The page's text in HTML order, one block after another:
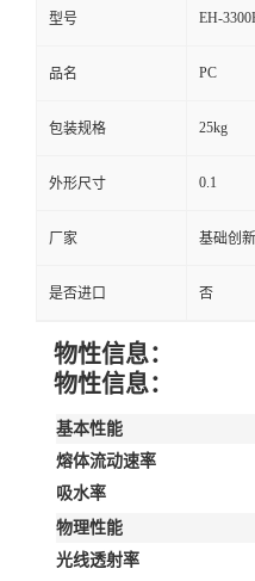
型号 EH-
品名 PC
包装规格 25kg
外形尺寸 0.1
厂家 基础创
是否进口 否
物性信息：
物性信息：
基本性能
熔体流动速率
吸水率
物理性能
光线透射率